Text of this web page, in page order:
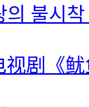
불시
视剧《